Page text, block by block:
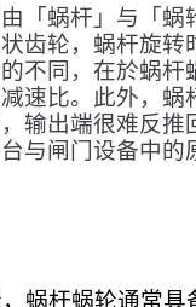
「蜗杆」与「
齿轮，蜗杆旋转
不同，在於蜗
速比。此外，
输出端很难反
与闸门设备中的